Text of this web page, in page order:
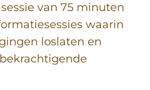
van 75 minuten
waarin
loslaten en